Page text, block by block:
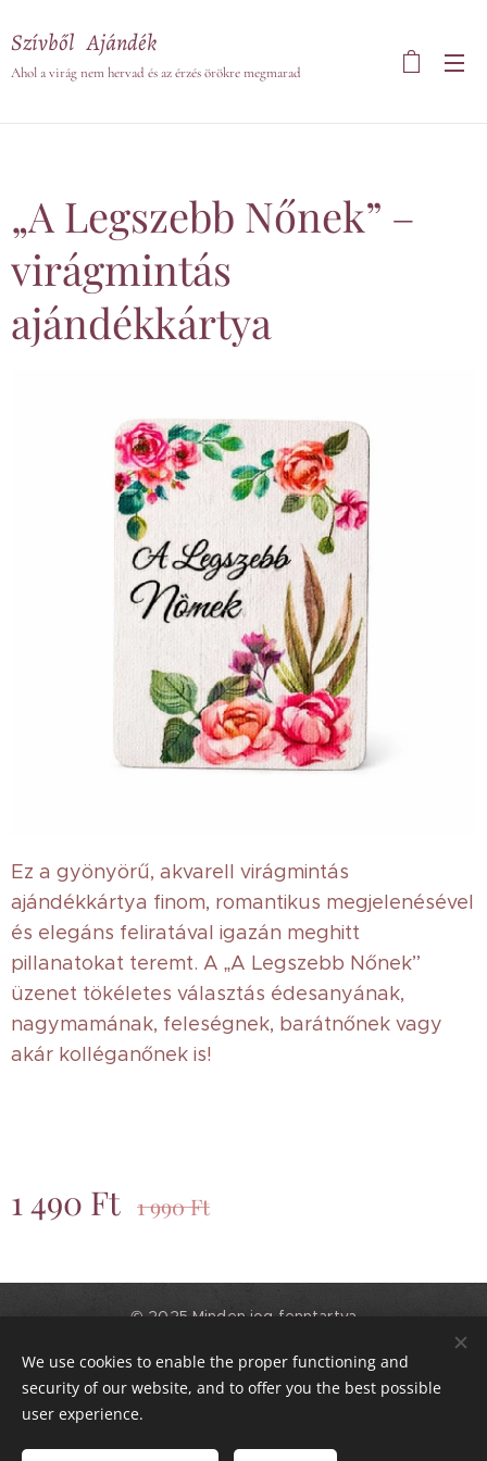
Szívből Ajándék
Ahol a virág nem hervad és az érzés örökre megmarad
„A Legszebb Nőnek” –
virágmintás
ajándékkártya
Ez a gyönyörű, akvarell virágmintás
ajándékkártya finom, romantikus megjelenésével
és elegáns feliratával igazán meghitt
pillanatokat teremt. A „A Legszebb Nőnek”
üzenet tökéletes választás édesanyának,
nagymamának, feleségnek, barátnőnek vagy
akár kolléganőnek is!
1 490 Ft 1 990Ft
© 2025 Minden jog fenntartva
Csodás Csokrok
Kiss Virág EV.
Sütik
We use cookies to enable the proper functioning and
security of our website, and to offer you the best possible
user experience.